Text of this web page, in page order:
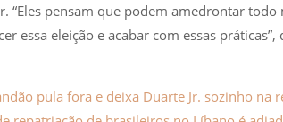
“Eles pensam que podem amedrontar
essa eleição e acabar com essas
pula fora e deixa Duarte Jr. sozinho na